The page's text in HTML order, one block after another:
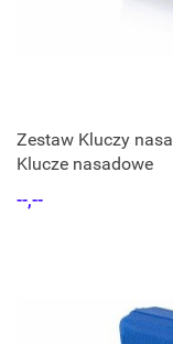
Zestaw Kluczy
Klucze nasadowe
--,--